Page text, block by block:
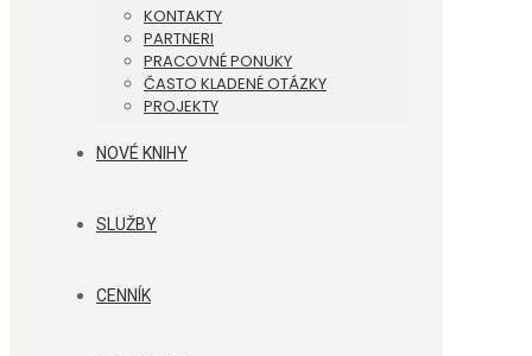
KONTAKTY
PARTNERI
PRACOVNÉ PONUKY
ČASTO KLADENÉ OTÁZKY
PROJEKTY
NOVÉ KNIHY
SLUŽBY
CENNÍK